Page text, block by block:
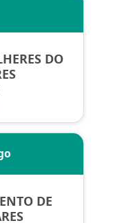
DO
DE